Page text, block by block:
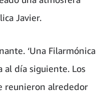
Javier.
‘Una Filarmónica
al día siguiente. Los
reunieron alrededor